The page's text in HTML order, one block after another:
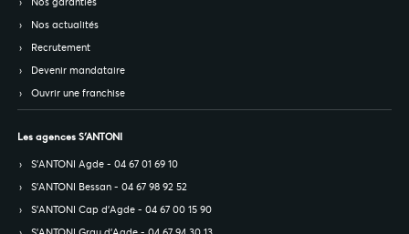
Nos actualités
Recrutement
Devenir mandataire
Ouvrir une franchise
Les agences S’ANTONI
S’ANTONI Agde - 04 67 01 69 10
S’ANTONI Bessan - 04 67 98 92 52
S’ANTONI Cap d'Agde - 04 67 00 15 90